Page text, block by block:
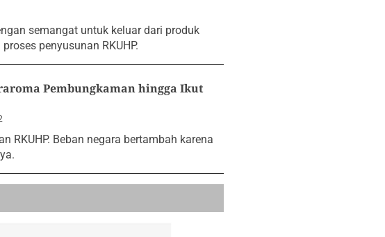
semangat untuk keluar dari produk
penyusunan RKUHP.
Pembungkaman hingga Ikut
RKUHP. Beban negara bertambah karena